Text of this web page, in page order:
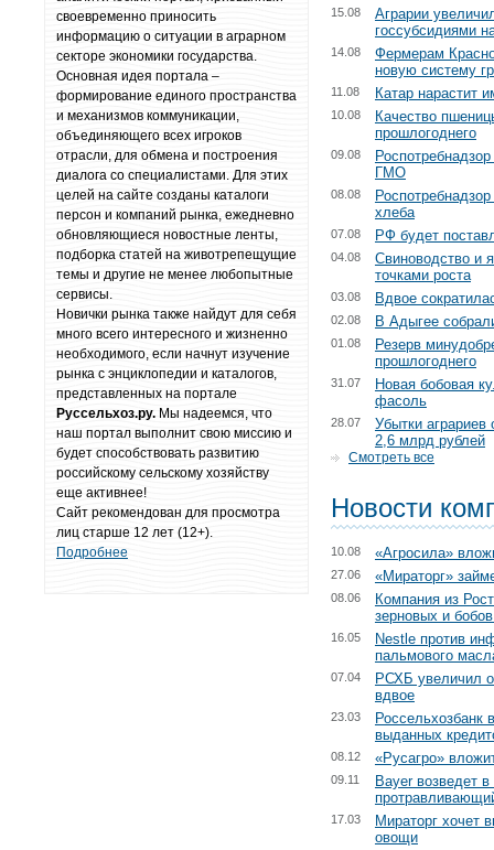
Аграрии
госсубсидиями
15.08
Фермерам
новую систему
14.08
Катар нарастит
11.08
Качество
прошлогоднего
10.08
ГМО
09.08
хлеба
08.08
РФ будет
07.08
Свиноводство и
точками роста
04.08
Вдвое
03.08
В Адыгее
02.08
Резерв
прошлогоднего
01.08
Новая бобовая
фасоль
31.07
Убытки аграриев
2,6 млрд рублей
28.07
Смотреть все
Новости
«Агросила»
10.08
«Мираторг»
27.06
Компания из
зерновых и
08.06
Nestle против
пальмового
16.05
РСХБ увеличил
вдвое
07.04
Россельхозбанк
выданных
23.03
«Русагро»
08.12
Bayer возведет
09.11
Мираторг хочет
овощи
17.03
своевременно приносить
информацию о ситуации в аграрном
секторе экономики государства.
Основная идея портала –
формирование единого пространства
и механизмов коммуникации,
объединяющего всех игроков
отрасли, для обмена и построения
диалога со специалистами. Для этих
целей на сайте созданы каталоги
персон и компаний рынка, ежедневно
обновляющиеся новостные ленты,
подборка статей на животрепещущие
темы и другие не менее любопытные
сервисы.
Новички рынка также найдут для себя
много всего интересного и жизненно
необходимого, если начнут изучение
рынка с энциклопедии и каталогов,
представленных на портале
Руссельхоз.ру. Мы надеемся, что
наш портал выполнит свою миссию и
будет способствовать развитию
российскому сельскому хозяйству
еще активнее!
Сайт рекомендован для просмотра
лиц старше 12 лет (12+).
Подробнее